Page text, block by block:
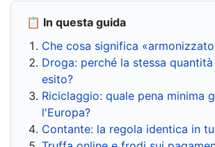
📋 In questa guida
Che cosa significa
Droga: perché la stessa
esito?
Riciclaggio: quale pena minima
l'Europa?
Contante: la regola identica in